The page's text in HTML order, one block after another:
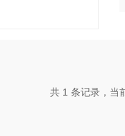
共 1 条记录，